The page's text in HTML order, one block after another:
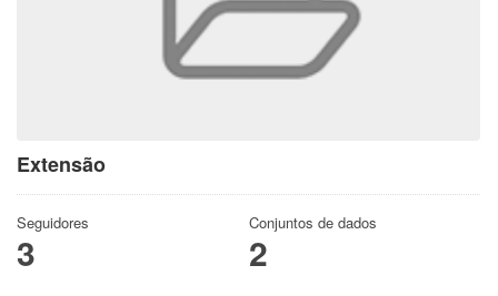
Extensão
Seguidores
3
Conjuntos de dados
2